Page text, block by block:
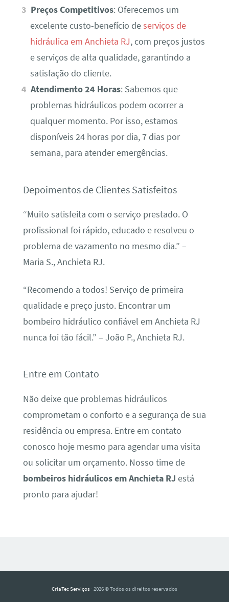
Preços Competitivos: Oferecemos um
excelente custo-benefício deserviços de
hidráulica em Anchieta RJ, com preços justos
e serviços de alta qualidade, garantindo a
satisfação do cliente.
Atendimento 24 Horas: Sabemos que
problemas hidráulicos podem ocorrer a
qualquer momento. Por isso, estamos
disponíveis 24 horas por dia, 7 dias por
semana, para atender emergências.
Depoimentos de Clientes Satisfeitos
“Muito satisfeita com o serviço prestado. O
profissional foi rápido, educado e resolveu o
problema de vazamento no mesmo dia.” –
Maria S., Anchieta RJ.
“Recomendo a todos! Serviço de primeira
qualidade e preço justo. Encontrar um
bombeiro hidráulico confiável em Anchieta RJ
nunca foi tão fácil.” – João P., Anchieta RJ.
Entre em Contato
Não deixe que problemas hidráulicos
comprometam o conforto e a segurança de sua
residência ou empresa. Entre em contato
conosco hoje mesmo para agendar uma visita
ou solicitar um orçamento. Nosso time de
bombeiros hidráulicos em Anchieta RJ está
pronto para ajudar!
CriaTec Serviços · 2026 © Todos os direitos reservados